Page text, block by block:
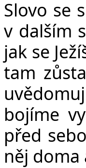
Slovo se
v dalším
jak se
tam
bojíme
před
něj doma